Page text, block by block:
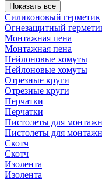
Показать все
Силиконовый герметик
Огнезащитный
Монтажная пена
Монтажная пена
Нейлоновые хомуты
Нейлоновые хомуты
Отрезные круги
Отрезные круги
Перчатки
Перчатки
Пистолеты для
Пистолеты для
Скотч
Скотч
Изолента
Изолента